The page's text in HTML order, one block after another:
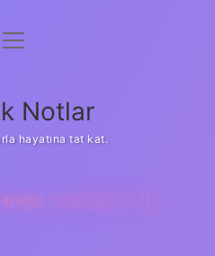
Uyarı
menüyü
Notlar
hayatına tat kat.
YAPANA NE